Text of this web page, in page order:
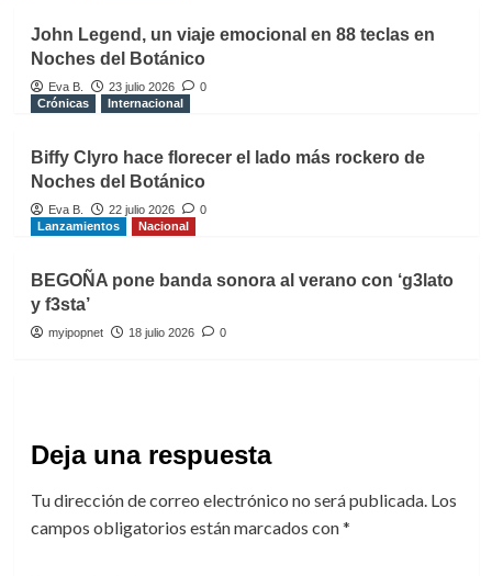
John Legend, un viaje emocional en 88 teclas en
Noches del Botánico
Eva B. 23 julio 2026
0
Crónicas
Internacional
Biffy Clyro hace florecer el lado más rockero de
Noches del Botánico
Eva B. 22 julio 2026
0
Lanzamientos
Nacional
BEGOÑA pone banda sonora al verano con ‘g3lato
y f3sta’
myipopnet 18 julio 2026 0
Deja una respuesta
Tu dirección de correo electrónico no será publicada. Los
campos obligatorios están marcados con*